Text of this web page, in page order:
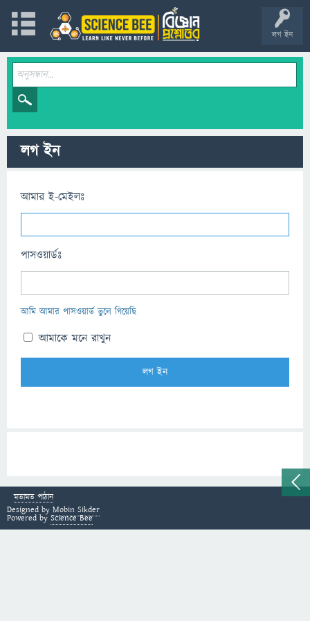
লগ ইন
লগ ইন
আমার ই-মেইলঃ
পাসওয়ার্ডঃ
আমি আমার পাসওয়ার্ড ভুলে গিয়েছি
আমাকে মনে রাখুন
মতামত পাঠান
Designed by Mobin Sikder
Powered by Science Bee